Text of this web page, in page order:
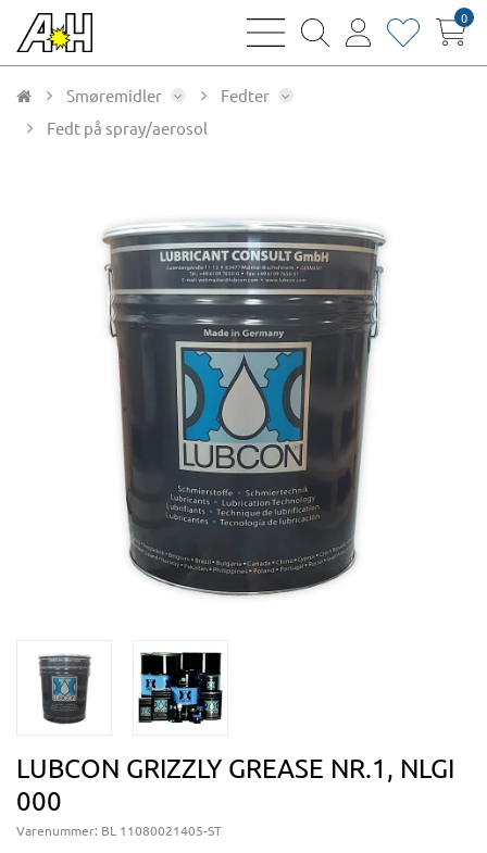
bars
magnifying
user
heart0
Smøremidler
Fedter
Fedt på spray/aerosol
LUBCON GRIZZLY GREASE NR.1, NLGI
000
Varenummer: BL 11080021405-ST